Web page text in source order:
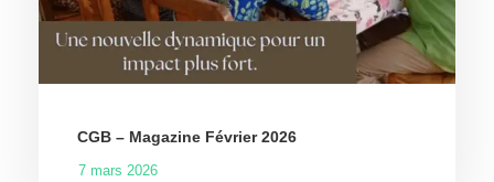
CGB – Magazine Février 2026
7 mars 2026